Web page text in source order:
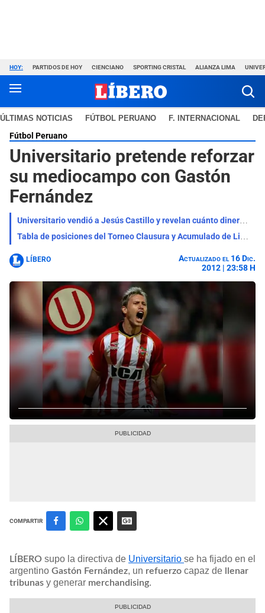
HOY: PARTIDOS DE HOY CIENCIANO SPORTING CRISTAL ALIANZA LIMA
ÚLTIMAS NOTICIAS FÚTBOL PERUANO F. INTERNACIONAL
Fútbol Peruano
Universitario pretende reforzar
su mediocampo con Gastón
Fernández
Universitario vendió a Jesús Castillo y revelan cuánto dinero recibieron de Túnez: "Es mucho menos..."
Tabla de posiciones del Torneo Clausura y Acumulado de Liga 1 EN VIVO: resultados de la fecha 3
LÍBERO
Actualizado el 16 Dic.
2012 | 23:58 H
COMPARTIR
LÍBERO supo la directiva de Universitario se ha fijado en el
argentino Gastón Fernández, un refuerzo capaz de
llenar
tribunas y generar merchandising.